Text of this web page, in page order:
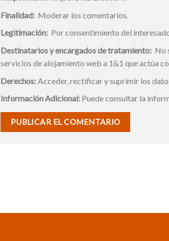
Finalidad: Moderar los comentarios.
Legitimación: Por consentimiento del
Destinatarios y encargados de tratamiento: No
servicios de alojamiento web a 1&1 que actúa
Derechos: Acceder, rectificar y suprimir los
Información Adicional: Puede consultar la